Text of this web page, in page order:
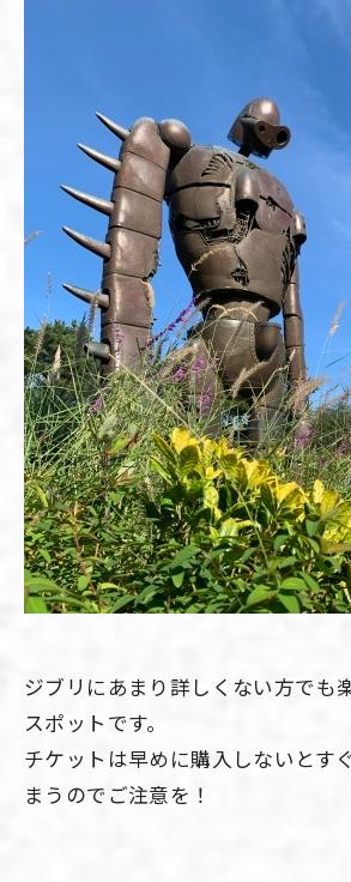
ジブリにあまり詳しくない方でも
スポットです。
チケットは早めに購入しないとす
まうのでご注意を！